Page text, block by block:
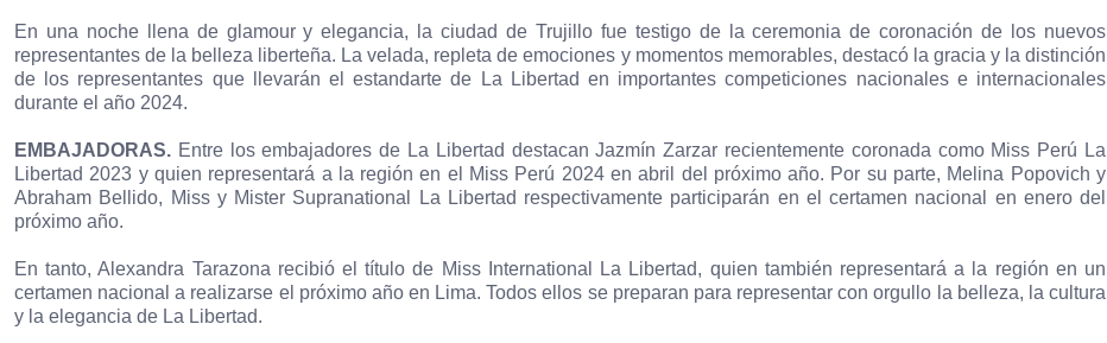
En una noche llena de glamour y elegancia, la ciudad de Trujillo fue testigo de la ceremonia de coronación de los nuevos
representantes de la belleza liberteña. La velada, repleta de emociones y momentos memorables, destacó la gracia y la distinción
de los representantes que llevarán el estandarte de La Libertad en importantes competiciones nacionales e internacionales
durante el año 2024.
EMBAJADORAS. Entre los embajadores de La Libertad destacan Jazmín Zarzar recientemente coronada como Miss Perú La
Libertad 2023 y quien representará a la región en el Miss Perú 2024 en abril del próximo año. Por su parte, Melina Popovich y
Abraham Bellido, Miss y Mister Supranational La Libertad respectivamente participarán en el certamen nacional en enero del
próximo año.
En tanto, Alexandra Tarazona recibió el título de Miss International La Libertad, quien también representará a la región en un
certamen nacional a realizarse el próximo año en Lima. Todos ellos se preparan para representar con orgullo la belleza, la cultura
y la elegancia de La Libertad.